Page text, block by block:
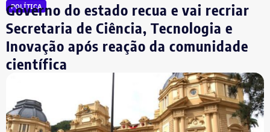
POLÍTICA
Governo do estado recua e vai recriar
Secretaria de Ciência, Tecnologia e
Inovação após reação da comunidade
científica